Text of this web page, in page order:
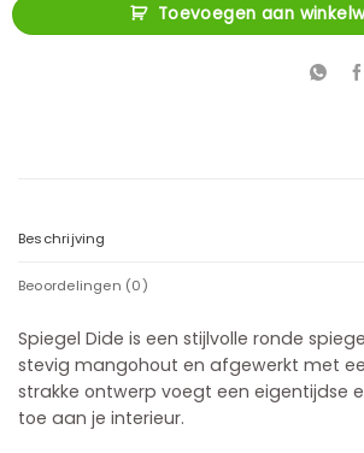
Toevoegen aan
Beschrijving
Beoordelingen (0)
Spiegel Dide is een stijlvolle ronde
stevig mangohout en afgewerkt met
strakke ontwerp voegt een eigentijdse
toe aan je interieur.